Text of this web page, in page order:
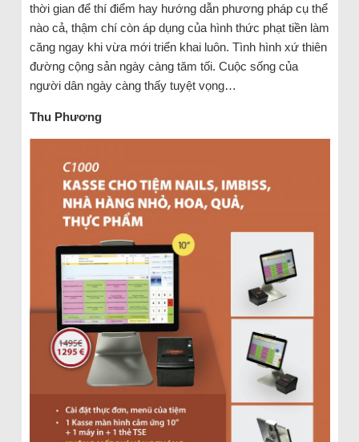
thời gian để thí điểm hay hướng dẫn phương pháp cụ thể
nào cả, thậm chí còn áp dụng của hình thức phạt tiền làm
căng ngay khi vừa mới triển khai luôn. Tình hình xứ thiên
đường cộng sản ngày càng tăm tối. Cuộc sống của
người dân ngày càng thấy tuyệt vọng…
Thu Phương